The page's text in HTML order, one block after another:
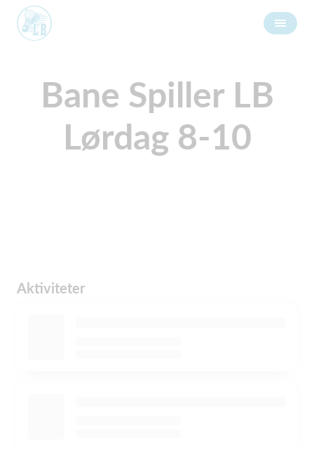
Bane Spiller LB
Lørdag 8-10
Aktiviteter